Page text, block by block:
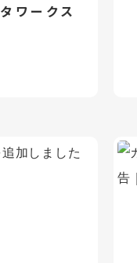
ワークス